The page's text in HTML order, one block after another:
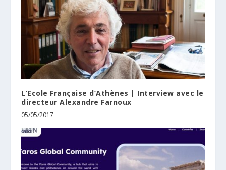
L’Ecole Française d’Athènes | Interview avec le
directeur Alexandre Farnoux
05/05/2017